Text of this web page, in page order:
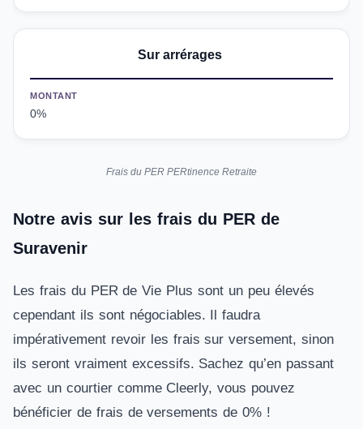
Sur arrérages
MONTANT
0%
Frais du PER PERtinence Retraite
Notre avis sur les frais du PER de
Suravenir
Les frais du PER de Vie Plus sont un peu élevés
cependant ils sont négociables. Il faudra
impérativement revoir les frais sur versement, sinon
ils seront vraiment excessifs. Sachez qu’en passant
avec un courtier comme Cleerly, vous pouvez
bénéficier de frais de versements de 0% !